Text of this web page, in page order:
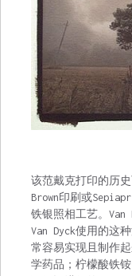
该范戴克打印的历
Brown印刷或
铁银照相工艺。Van
Van Dyck使用的这
常容易实现且制作
学药品；柠檬酸铁